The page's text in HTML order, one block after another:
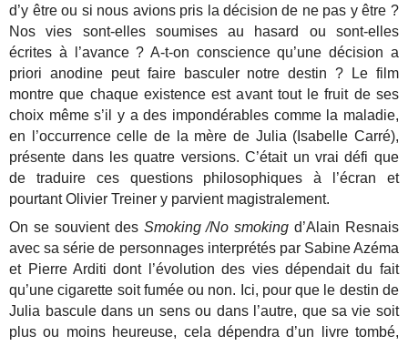
d’y être ou si nous avions pris la décision de ne pas y être ?
Nos vies sont-elles soumises au hasard ou sont-elles
écrites à l’avance ? A-t-on conscience qu’une décision a
priori anodine peut faire basculer notre destin ? Le film
montre que chaque existence est avant tout le fruit de ses
choix même s’il y a des impondérables comme la maladie,
en l’occurrence celle de la mère de Julia (Isabelle Carré),
présente dans les quatre versions. C’était un vrai défi que
de traduire ces questions philosophiques à l’écran et
pourtant Olivier Treiner y parvient magistralement.
On se souvient des Smoking /No smoking d’Alain Resnais
avec sa série de personnages interprétés par Sabine Azéma
et Pierre Arditi dont l’évolution des vies dépendait du fait
qu’une cigarette soit fumée ou non. Ici, pour que le destin de
Julia bascule dans un sens ou dans l’autre, que sa vie soit
plus ou moins heureuse, cela dépendra d’un livre tombé,